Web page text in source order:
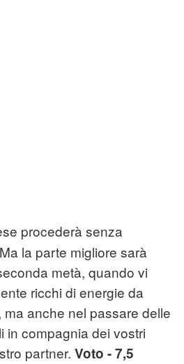
procederà senza
la parte migliore sarà
metà, quando vi
ricchi di energie da
anche nel passare delle
in compagnia dei vostri
partner. Voto - 7,5